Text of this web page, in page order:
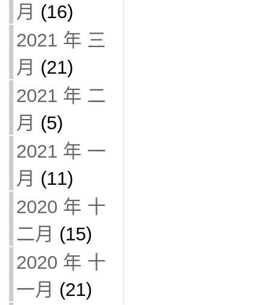
月 (16)
2021 年 三
月 (21)
2021 年 二
月 (5)
2021 年 一
月 (11)
2020 年 十
二月 (15)
2020 年 十
一月 (21)